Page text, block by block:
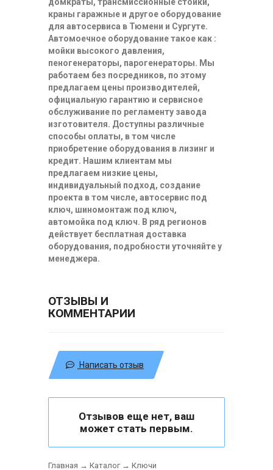
краны гаражные и другое оборудование
для автосервиса в Тюмени и Сургуте.
Автомоечное оборудование такое как :
мойки высокого давления,
пеногенераторы, парогенераторы. Мы
работаем без посредников, по этому
предлагаем цены производителей,
официальную гарантию и сервисное
обслуживание по регламенту завода
изготовителя. Доступны различные
способы оплаты, в том числе
приобретение оборудования в лизинг и
кредит. Нашим клиентам мы
предлагаем низкие цены,
индивидуальный подход, создание
проекта в том числе, автосервис под
ключ, шиномонтаж под ключ,
автомойка под ключ. В ряд регионов
действует бесплатная доставка
оборудования, подробности уточняйте у
менеджера.
ОТЗЫВЫ И
КОММЕНТАРИИ
Написать отзыв
Отзывов еще нет, ваш
может стать первым.
Главная → Каталог→ Ключи